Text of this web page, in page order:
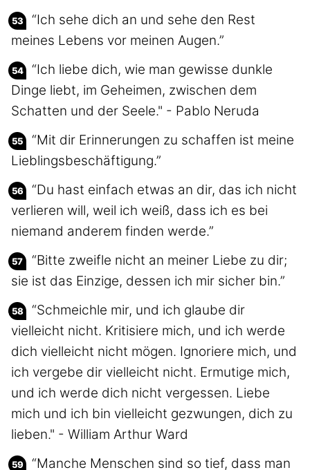
“Ich sehe dich an und sehe den Rest
meines Lebens vor meinen Augen.”
“Ich liebe dich, wie man gewisse dunkle
Dinge liebt, im Geheimen, zwischen dem
Schatten und der Seele." - Pablo Neruda
“Mit dir Erinnerungen zu schaffen ist meine
Lieblingsbeschäftigung.”
“Du hast einfach etwas an dir, das ich nicht
verlieren will, weil ich weiß, dass ich es bei
niemand anderem finden werde.”
“Bitte zweifle nicht an meiner Liebe zu dir;
sie ist das Einzige, dessen ich mir sicher bin.”
“Schmeichle mir, und ich glaube dir
vielleicht nicht. Kritisiere mich, und ich werde
dich vielleicht nicht mögen. Ignoriere mich, und
ich vergebe dir vielleicht nicht. Ermutige mich,
und ich werde dich nicht vergessen. Liebe
mich und ich bin vielleicht gezwungen, dich zu
lieben." - William Arthur Ward
“Manche Menschen sind so tief, dass man